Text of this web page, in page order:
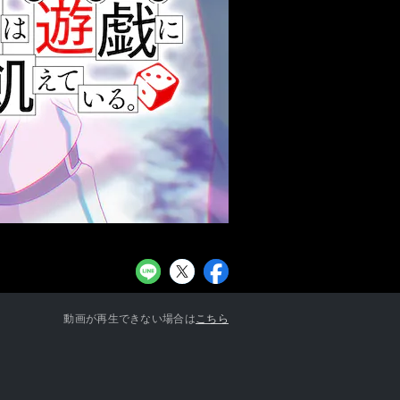
お知らせ一覧へ
動画が再生できない場合はこちら